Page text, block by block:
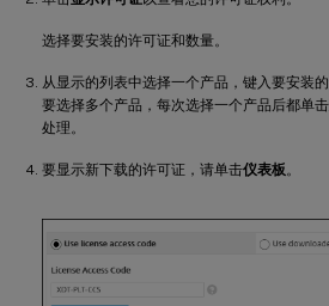
选择要安装的许可证和数量。
从显示的列表中选择一个产品，键入要安装
要选择多个产品，每次选择一个产品后都单击
处理。
要显示新下载的许可证，请单击仪表板。